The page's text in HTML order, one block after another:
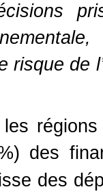
risque de
les
des
des